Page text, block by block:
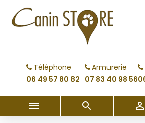
Téléphone
06 49 57 80 82
Armurerie
07 83 40 98 56
  
My wishlists
Create new list
((modalTitle))
((confirmMessage))
((cancelText))
Créer une liste
Créer
Connexion
Vous devez être connecté pour